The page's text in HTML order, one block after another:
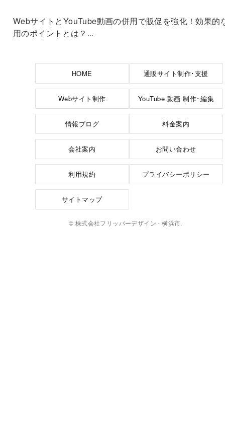
WebサイトとYouTube動画の併用で販促を強化！効果的
用のポイントとは？...
HOME 通販サイト制作･支援
Webサイト制作 YouTube 動画 制作･編集
情報ブログ 料金案内
会社案内 お問い合わせ
利用規約 プライバシーポリシー
サイトマップ
© 株式会社フリッパーデザイン - 横浜市.